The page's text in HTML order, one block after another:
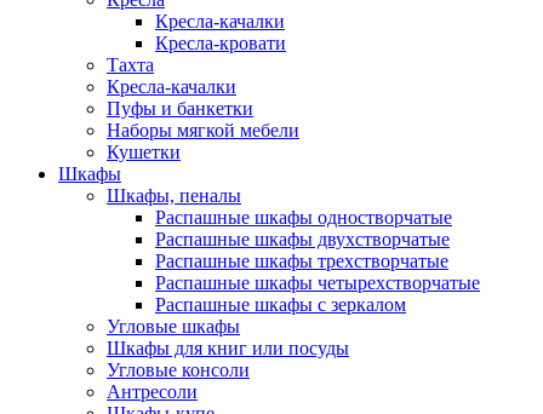
Кресла-качалки
Кресла-кровати
Тахта
Кресла-качалки
Пуфы и банкетки
Наборы мягкой мебели
Кушетки
Шкафы
Шкафы, пеналы
Распашные шкафы одностворчатые
Распашные шкафы двухстворчатые
Распашные шкафы трехстворчатые
Распашные шкафы четырехстворчатые
Распашные шкафы с зеркалом
Угловые шкафы
Шкафы для книг или посуды
Угловые консоли
Антресоли